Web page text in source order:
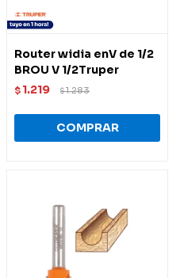
Router widia enV de 1/2
BROU V 1/2Truper
$ 1.219 $1.283